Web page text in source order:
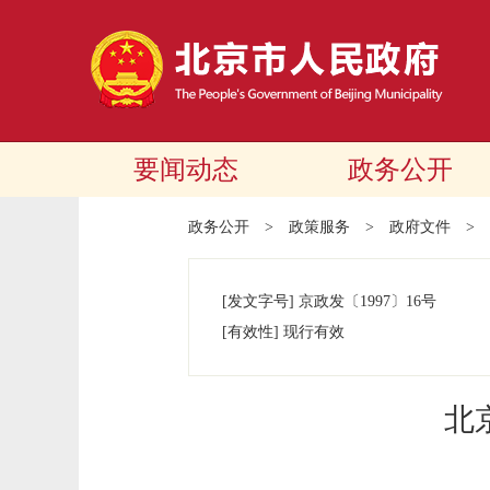
要闻动态 政务公开
政务公开 > 政策服务 > 政府文件 >
[发文字号] 京政发 〔1997〕 16号
[有效性] 现行有效
北